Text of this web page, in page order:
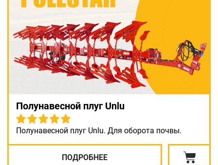
Полунавесной плуг Unlu
Полунавесной плуг Unlu. Для оборота почвы.
ПОДРОБНЕЕ